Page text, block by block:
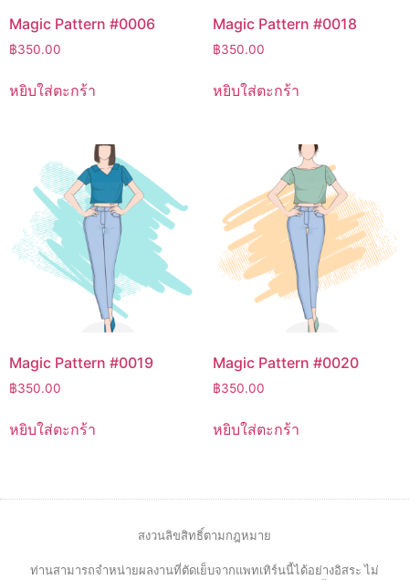
Magic Pattern #0006
฿350.00
หยิบใส่ตะกร้า
Magic Pattern #0018
฿350.00
หยิบใส่ตะกร้า
Magic Pattern #0019
฿350.00
หยิบใส่ตะกร้า
Magic Pattern #0020
฿350.00
หยิบใส่ตะกร้า
สงวนลิขสิทธิ์ตามกฎหมาย
ท่านสามารถจำหน่ายผลงานที่ตัดเย็บจากแพทเทิร์นนี้ได้อย่างอิสระ ไม่